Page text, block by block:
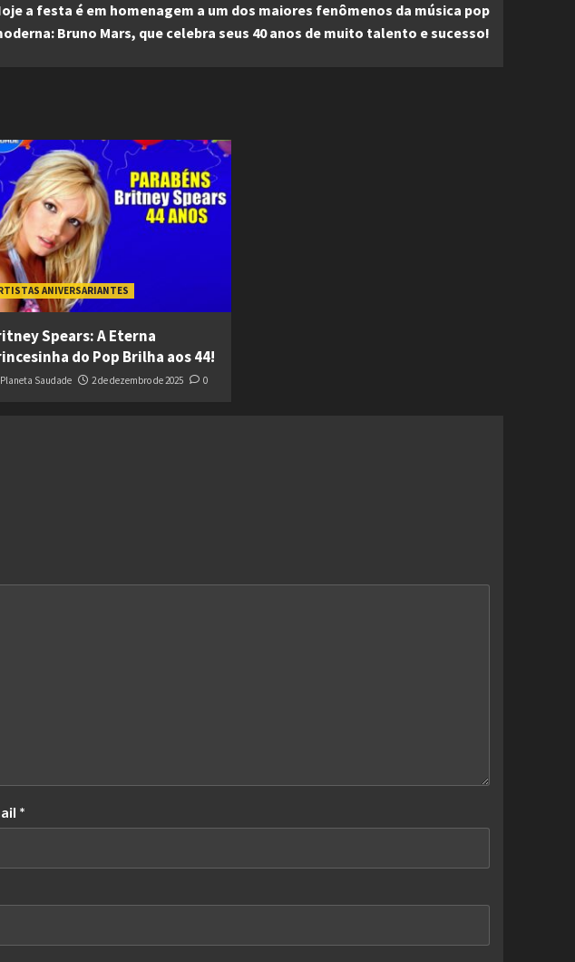
a festa é em homenagem a um dos maiores fenômenos da música pop
Bruno Mars, que celebra seus 40 anos de muito talento e sucesso!
ANIVERSARIANTES
Spears: A Eterna
do Pop Brilha aos 44!
Planeta Saudade 2 de dezembro de 2025 0
*